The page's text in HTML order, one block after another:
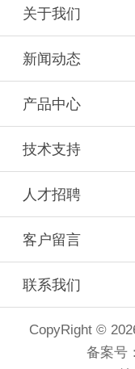
关于我们
新闻动态
产品中心
技术支持
人才招聘
客户留言
联系我们
CopyRight ©
备案号：